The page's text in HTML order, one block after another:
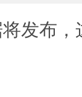
发布，